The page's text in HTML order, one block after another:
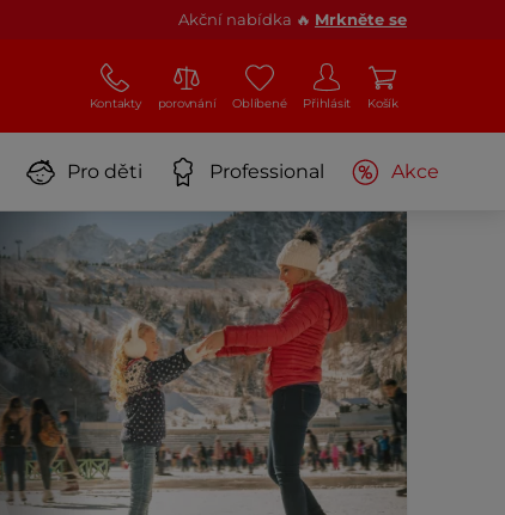
Akční nabídka 🔥 Mrkněte se
Kontakty porovnání Oblíbené Přihlásit Košík
Pro děti Professional Akce